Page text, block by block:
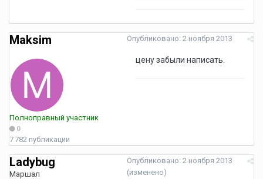
Maksim
Полноправный участник
0
7 782 публикации
Опубликовано: 2 ноября 2013
цену забыли написать.
Ladybug
Маршал
Опубликовано: 2 ноября 2013
(изменено)